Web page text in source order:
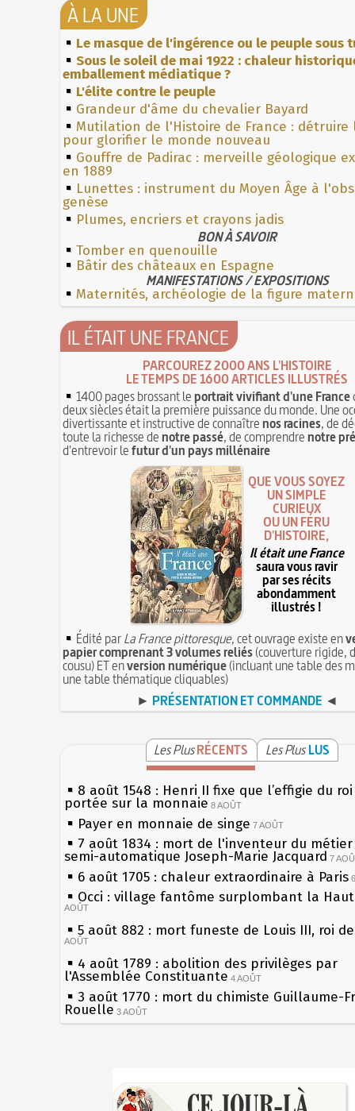
À LA UNE
Le masque de l'ingérence ou le peuple sous
Sous le soleil de mai 1922 : chaleur
emballement médiatique ?
L'élite contre le peuple
Grandeur d'âme du chevalier Bayard
Mutilation de l'Histoire de France : détruire
pour glorifier le monde nouveau
Gouffre de Padirac : merveille géologique
en 1889
Lunettes : instrument du Moyen Âge à
genèse
Plumes, encriers et crayons jadis
BON À SAVOIR
Tomber en quenouille
Bâtir des châteaux en Espagne
MANIFESTATIONS / EXPOSITIONS
Maternités, archéologie de la figure
IL ÉTAIT UNE FRANCE
PARCOUREZ 2000 ANS L'HISTOIRE
LE TEMPS DE 1600 ARTICLES ILLUSTRÉS
1400 pages brossant leportrait vivifiant d'une France
deux siècles était la première puissance du monde. Une
divertissante et instructive de connaîtrenos racines, de
toute la richesse denotre passé, de comprendrenotre
d'entrevoir lefutur d'un pays millénaire
QUE VOUS SOYEZ
UN SIMPLE
CURIEUX
OU UN FÉRU
D'HISTOIRE,
Il était une France
saura vous ravir
par ses récits
abondamment
illustrés !
Édité parLa France pittoresque, cet ouvrage existe en
papier comprenant 3 volumes reliés(couverture rigide,
cousu) ET enversion numérique(incluant une table des
une table thématique cliquables)
► PRÉSENTATION ET COMMANDE ◄
Les PlusRÉCENTS Les Plus LUS
8 août 1548 : Henri II fixe que l’effigie du
portée sur la monnaie 8 AOÛT
Payer en monnaie de singe 7 AOÛT
7 août 1834 : mort de l'inventeur du
semi-automatique Joseph-Marie Jacquard 7
6 août 1705 : chaleur extraordinaire à Paris
Occi : village fantôme surplombant la
AOÛT
5 août 882 : mort funeste de Louis III, roi
AOÛT
4 août 1789 : abolition des privilèges par
l'Assemblée Constituante 4 AOÛT
3 août 1770 : mort du chimiste Guillaume-
Rouelle 3 AOÛT
Musée Jean de La Fontaine : réouverture
1er août 1589 : Henri III est poignardé à
les siècles
27 mai 1610 : supplice de François